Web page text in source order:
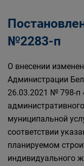
№2283-п
О внесении
Администрации
26.03.2021 № 798-п
муниципальной
соответствии
планируемом
индивидуального